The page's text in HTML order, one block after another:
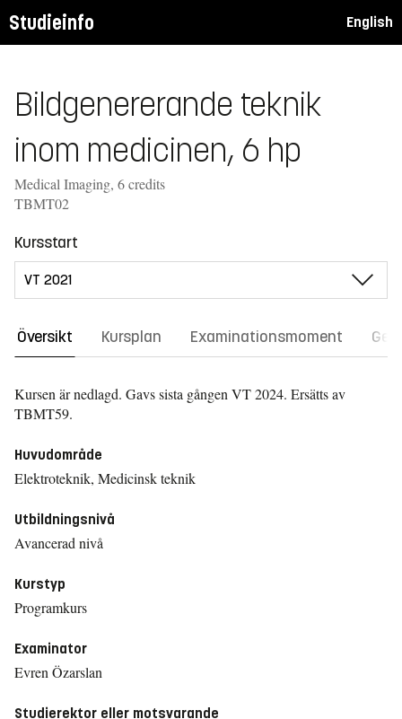
Studieinfo English
Bildgenererande teknik
inom medicinen, 6 hp
Medical Imaging, 6 credits
TBMT02
Kursstart
Översikt Kursplan Examinationsmoment
Kursen är nedlagd. Gavs sista gången VT 2024. Ersätts av
TBMT59.
Huvudområde
Elektroteknik, Medicinsk teknik
Utbildningsnivå
Avancerad nivå
Kurstyp
Programkurs
Examinator
Evren Özarslan
Studierektor eller motsvarande